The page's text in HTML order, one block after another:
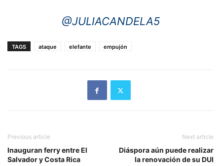
@JULIACANDELA5
TAGS ataque elefante empujón
Previous article
Inauguran ferry entre El
Salvador y Costa Rica
Next article
Diáspora aún puede realizar
la renovación de su DUI